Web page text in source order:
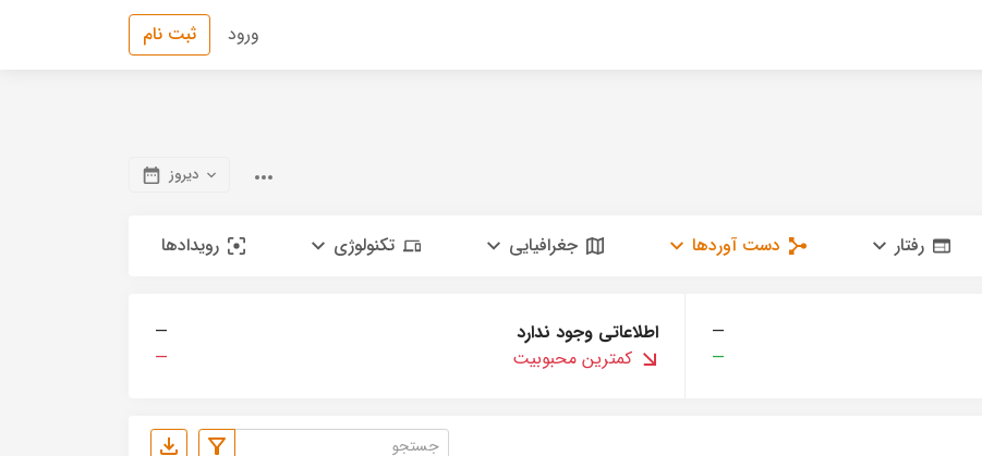
ورود ثبت نام
دیروز
رفتار دست آوردها جغرافیایی تکنولوژی رویدادها
—
—
اطلاعاتی وجود ندارد
—
کمترین محبوبیت
—